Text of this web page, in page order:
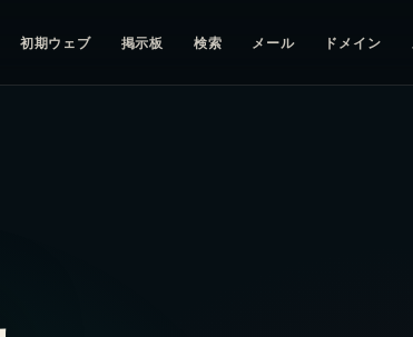
初期ウェブ 掲示板 検索 メール ドメイン